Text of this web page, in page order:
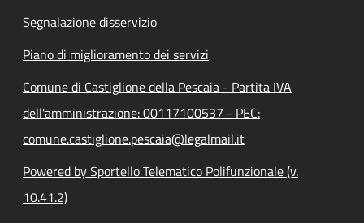
Segnalazione disservizio
Piano di miglioramento dei servizi
Comune di Castiglione della Pescaia - Partita IVA
dell'amministrazione: 00117100537 - PEC:
comune.castiglione.pescaia@legalmail.it
Powered by Sportello Telematico Polifunzionale (v.
10.41.2)